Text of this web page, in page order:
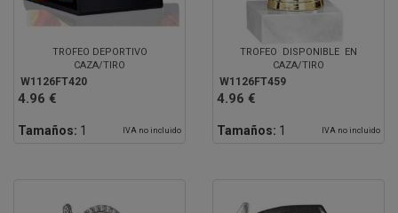
TROFEO DEPORTIVO
CAZA/TIRO
W1126FT420
4.96 €
Tamaños: 1 IVA no incluido
TROFEO DISPONIBLE EN
CAZA/TIRO
W1126FT459
4.96 €
Tamaños: 1 IVA no incluido